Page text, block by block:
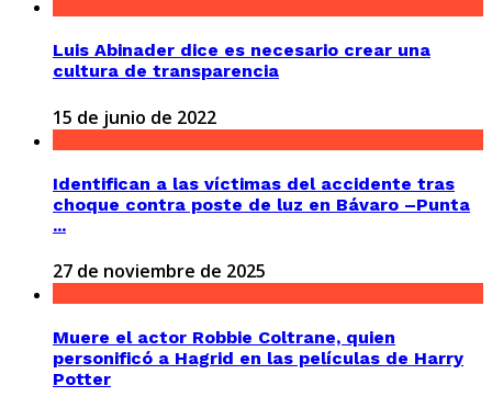
Luis Abinader dice es necesario crear una
cultura de transparencia
15 de junio de 2022
Identifican a las víctimas del accidente tras
choque contra poste de luz en Bávaro –Punta
...
27 de noviembre de 2025
Muere el actor Robbie Coltrane, quien
personificó a Hagrid en las películas de Harry
Potter